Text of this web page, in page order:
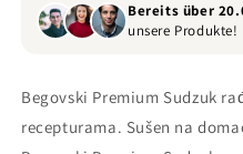
Bereits über
unsere Produkte!
Begovski Premium Sudzuk
recepturama. Sušen na